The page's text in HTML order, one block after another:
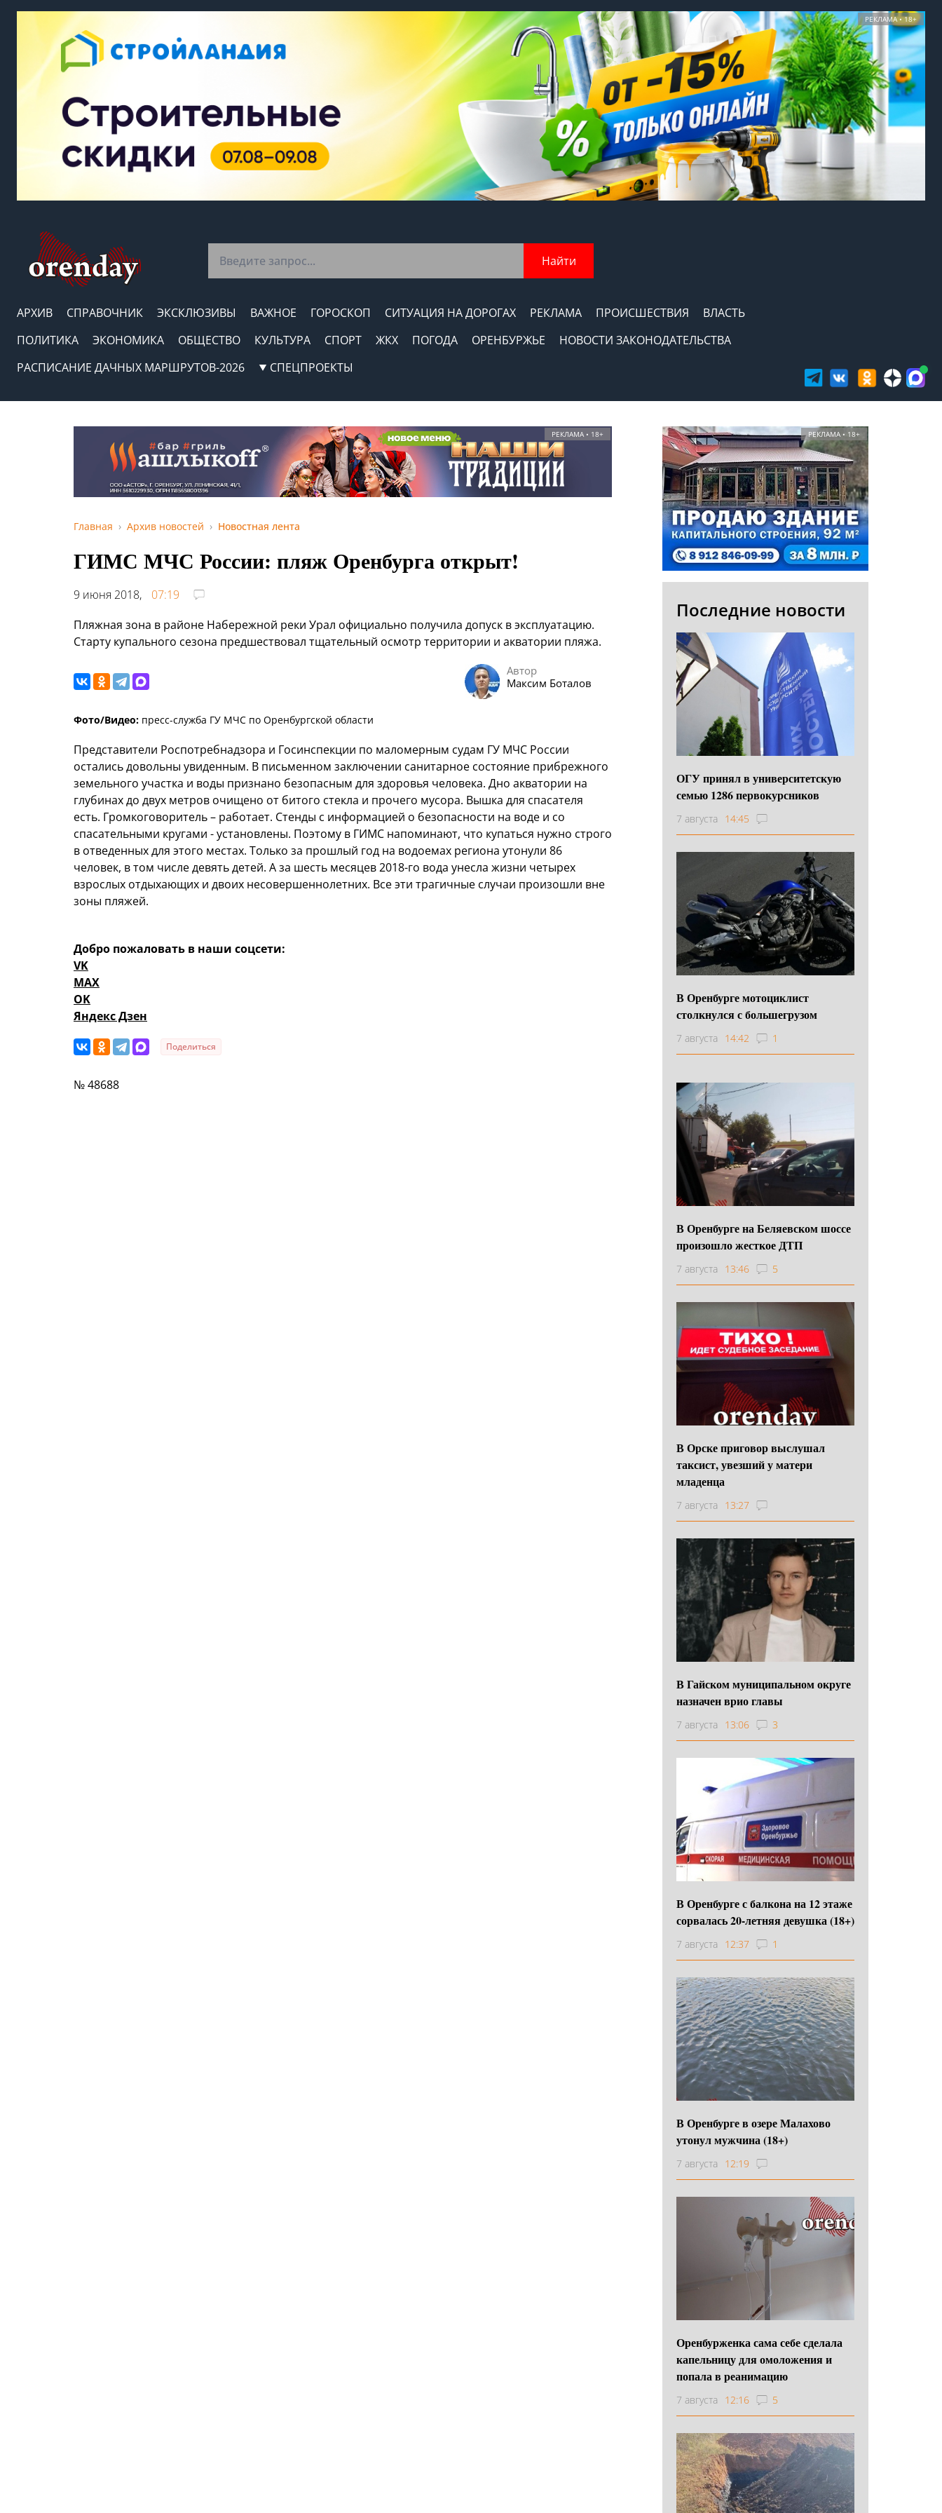
РЕКЛАМА • 18+
Найти
АРХИВ СПРАВОЧНИК ЭКСКЛЮЗИВЫ ВАЖНОЕ ГОРОСКОП СИТУАЦИЯ НА ДОРОГАХ РЕКЛАМА ПРОИСШЕСТВИЯ
ВЛАСТЬ
ПОЛИТИКА
ЭКОНОМИКА ОБЩЕСТВО КУЛЬТУРА СПОРТ ЖКХ ПОГОДА ОРЕНБУРЖЬЕ
НОВОСТИ ЗАКОНОДАТЕЛЬСТВА
РАСПИСАНИЕ ДАЧНЫХ МАРШРУТОВ-2026
СПЕЦПРОЕКТЫ
РЕКЛАМА • 18+
Главная Архив новостей Новостная лента
ГИМС МЧС России: пляж Оренбурга открыт!
9 июня 2018,
07:19
Пляжная зона в районе Набережной реки Урал официально получила допуск в эксплуатацию.
Старту купального сезона предшествовал тщательный осмотр территории и акватории пляжа.
Автор
Максим Боталов
Фото/Видео: пресс-служба ГУ МЧС по Оренбургской области
Представители Роспотребнадзора и Госинспекции по маломерным судам ГУ МЧС России
остались довольны увиденным. В письменном заключении санитарное состояние прибрежного
земельного участка и воды признано безопасным для здоровья человека. Дно акватории на
глубинах до двух метров очищено от битого стекла и прочего мусора. Вышка для спасателя
есть. Громкоговоритель – работает. Стенды с информацией о безопасности на воде и со
спасательными кругами - установлены. Поэтому в ГИМС напоминают, что купаться нужно строго
в отведенных для этого местах. Только за прошлый год на водоемах региона утонули 86
человек, в том числе девять детей. А за шесть месяцев 2018-го вода унесла жизни четырех
взрослых отдыхающих и двоих несовершеннолетних. Все эти трагичные случаи произошли вне
зоны пляжей.
Добро пожаловать в наши соцсети:
VK
MAX
OK
Яндекс Дзен
Поделиться
№ 48688
РЕКЛАМА • 18+
Последние новости
ОГУ принял в университетскую
семью 1286 первокурсников
7 августа 14:45
В Оренбурге мотоциклист
столкнулся с большегрузом
7 августа 14:42 1
В Оренбурге на Беляевском шоссе
произошло жесткое ДТП
7 августа 13:46 5
В Орске приговор выслушал
таксист, увезший у матери
младенца
7 августа 13:27
В Гайском муниципальном округе
назначен врио главы
7 августа 13:06 3
В Оренбурге с балкона на 12 этаже
сорвалась 20-летняя девушка (18+)
7 августа 12:37 1
В Оренбурге в озере Малахово
утонул мужчина (18+)
7 августа 12:19
Оренбурженка сама себе сделала
капельницу для омоложения и
попала в реанимацию
7 августа 12:16 5